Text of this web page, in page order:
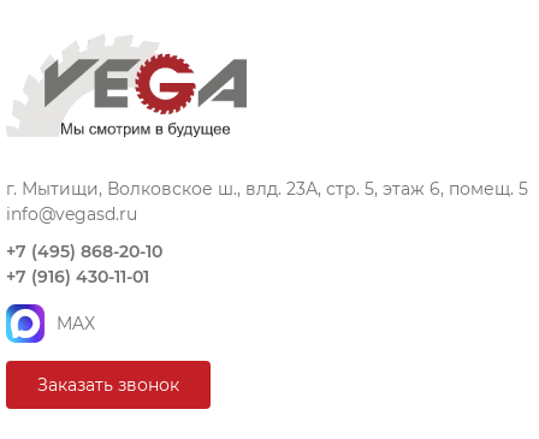
г. Мытищи, Волковское ш., влд. 23А, стр. 5, этаж 6, помещ. 5
info@vegasd.ru
+7 (495) 868-20-10
+7 (916) 430-11-01
MAX
Заказать звонок